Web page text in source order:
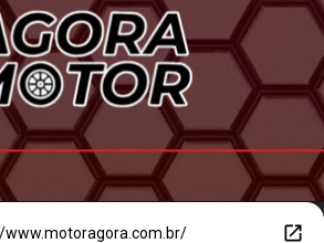
www.motoragora.com.br/